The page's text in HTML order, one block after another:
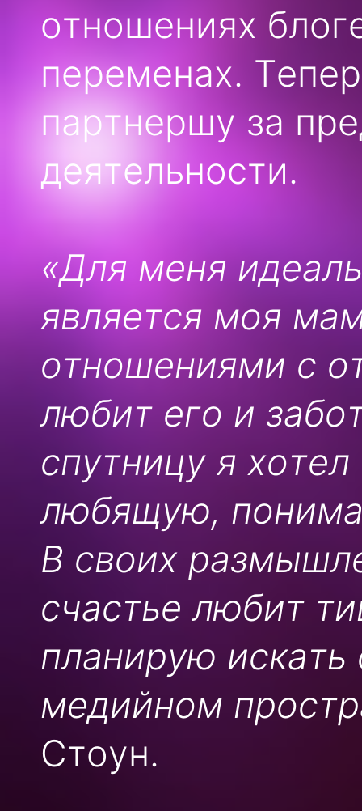
отношениях
переменах.
партнершу за
деятельности.
«Для меня
является моя
отношениями с
любит его и
спутницу я
любящую,
В своих
счастье любит
планирую
медийном
Стоун.